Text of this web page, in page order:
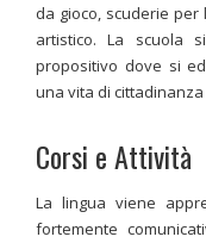
da gioco, scuderie
artistico. La scuola
propositivo dove si
una vita di
Corsi e Attività
La lingua viene
fortemente